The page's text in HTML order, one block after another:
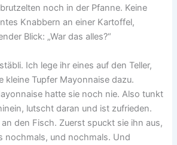
noch in der Pfanne. Keine
Knabbern an einer Kartoffel,
Blick: „War das alles?“
Ich lege ihr eines auf den Teller,
kleine Tupfer Mayonnaise dazu.
hatte sie noch nie. Also tunkt
lutscht daran und ist zufrieden.
den Fisch. Zuerst spuckt sie ihn aus,
nochmals, und nochmals. Und